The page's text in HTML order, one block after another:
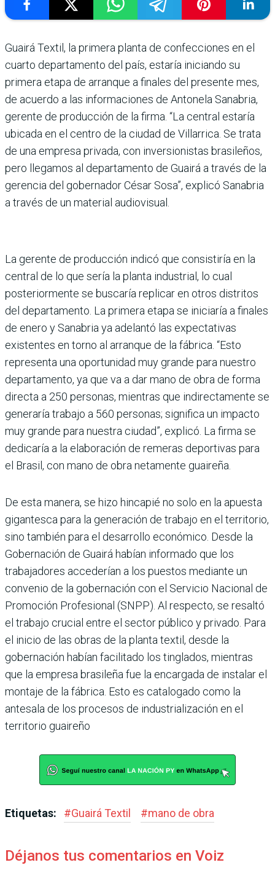
Guairá Textil, la primera planta de confecciones en el
cuarto departamento del país, estaría iniciando su
primera etapa de arranque a finales del presente mes,
de acuerdo a las informaciones de Antonela Sanabria,
gerente de producción de la firma. “La central estaría
ubicada en el centro de la ciudad de Villarrica. Se trata
de una empresa privada, con inversionistas brasileños,
pero llegamos al departamento de Guairá a través de la
gerencia del gobernador César Sosa”, explicó Sanabria
a través de un material audiovisual.
La gerente de producción indicó que consistiría en la
central de lo que sería la planta industrial, lo cual
posteriormente se buscaría replicar en otros distritos
del departamento. La primera etapa se iniciaría a finales
de enero y Sanabria ya adelantó las expectativas
existentes en torno al arranque de la fábrica. “Esto
representa una oportunidad muy grande para nuestro
departamento, ya que va a dar mano de obra de forma
directa a 250 personas, mientras que indirectamente se
generaría trabajo a 560 personas; significa un impacto
muy grande para nuestra ciudad”, explicó. La firma se
dedicaría a la elaboración de remeras deportivas para
el Brasil, con mano de obra netamente guaireña.
De esta manera, se hizo hincapié no solo en la apuesta
gigantesca para la generación de trabajo en el territorio,
sino también para el desarrollo económico. Desde la
Gobernación de Guairá habían informado que los
trabajadores accederían a los puestos mediante un
convenio de la gobernación con el Servicio Nacional de
Promoción Profesional (SNPP). Al respecto, se resaltó
el trabajo crucial entre el sector público y privado. Para
el inicio de las obras de la planta textil, desde la
gobernación habían facilitado los tinglados, mientras
que la empresa brasileña fue la encargada de instalar el
montaje de la fábrica. Esto es catalogado como la
antesala de los procesos de industrialización en el
territorio guaireño
Etiquetas: #Guairá Textil #mano de obra
Déjanos tus comentarios en Voiz